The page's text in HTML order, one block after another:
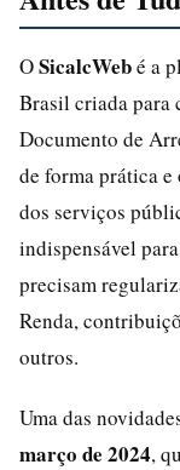
OSicalcWebé a
Brasil criada para
Documento de
de forma prática
dos serviços
indispensável
precisam
Renda,
outros.
Uma das
março de 2024,